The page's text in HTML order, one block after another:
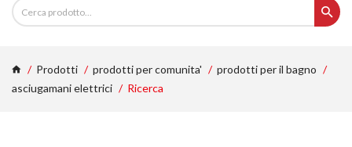
Prodotti prodotti per comunita'
prodotti per il bagno
asciugamani elettrici
Ricerca